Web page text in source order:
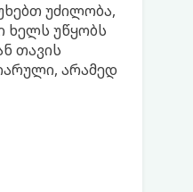
უძილობა,
ხელს უწყობს
თავის
არამედ